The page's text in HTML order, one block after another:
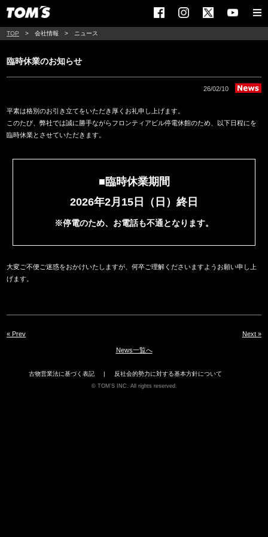
TOP 会社情報 ニュース
臨時休業のお知らせ
26/02/10
平素は格別のお引き立てをいただき厚くお礼申し上げます。
このたび、弊社では誠に勝手ながらフロンティアビル停電休館のため、以下日程にを
臨時休業とさせていただきます。
■臨時休業期間
2026年2月15日（日）終日
※停電のため、お電話も不通となります。
大変ご不便ご迷惑をおかけいたしますが、何卒ご理解くださいますようお願い申し上
げます。
« Prev
News一覧へ
Next »
古物営業法に基づく表記 反社会的勢力に対する基本方針について
TOM'S INC. All rights reserved.